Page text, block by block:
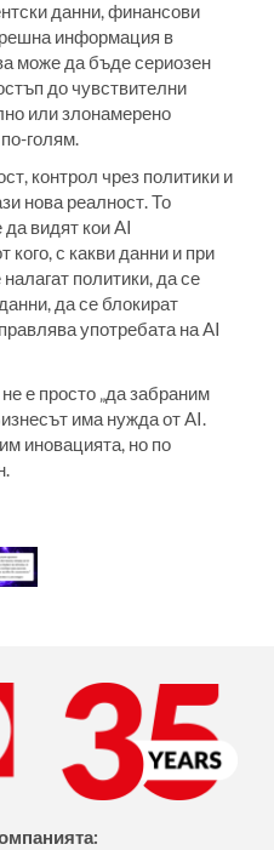
данни, финансови
информация в
може да бъде сериозен
до чувствителни
или злонамерено
голям.
контрол чрез политики и
нова реалност. То
да видят кои AI
кого, с какви данни и при
политики, да се
да се блокират
употребата на AI
е просто „да забраним
има нужда от AI.
иновацията, но по